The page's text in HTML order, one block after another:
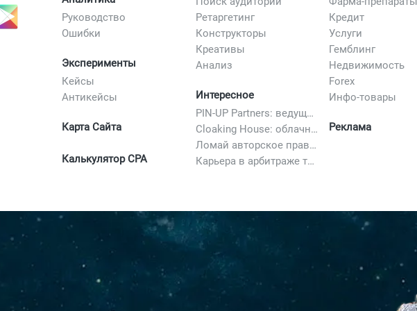
Руководство
Ошибки
Эксперименты
Кейсы
Антикейсы
Карта Сайта
Калькулятор CPA
Ретаргетинг
Конструкторы
Креативы
Анализ
Интересное
PIN-UP Partners: ведущая партнерская программа в iGaming
Cloaking House: облачный клоакинг для фильтрации ботов FB и Google Ads — гайд PHP-интеграции 2026
Ломай авторское право полностью. 10 способов легально добавить любимый трек в свой креатив
Карьера в арбитраже трафика в 2026: вакансии, зарплаты и как начать
Кредит
Услуги
Гемблинг
Недвижимость
Forex
Инфо-товары
Реклама